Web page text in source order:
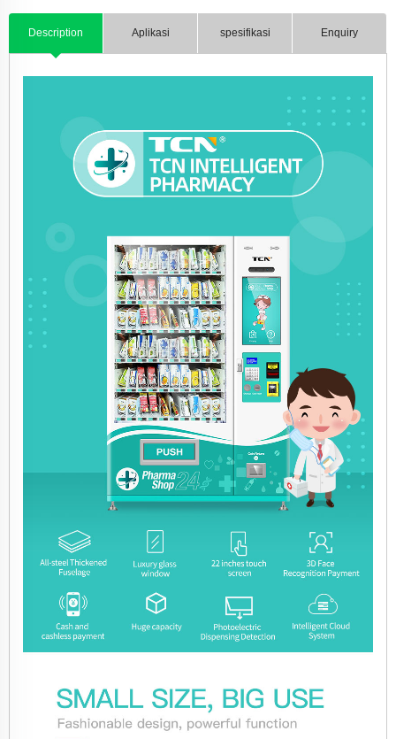
Description Aplikasi spesifikasi Enquiry